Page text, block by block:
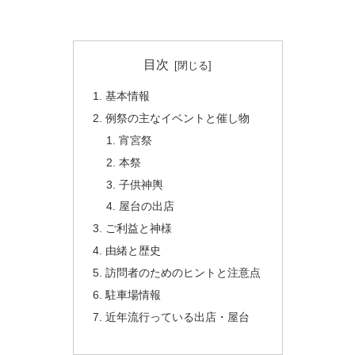
目次
基本情報
例祭の主なイベントと催し物
宵宮祭
本祭
子供神輿
屋台の出店
ご利益と神様
由緒と歴史
訪問者のためのヒントと注意点
駐車場情報
近年流行っている出店・屋台